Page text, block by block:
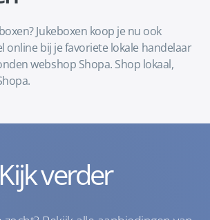
Jukeboxen koop je nu ook
online bij je favoriete lokale handelaar
webshop Shopa. Shop lokaal,
Kijk verder